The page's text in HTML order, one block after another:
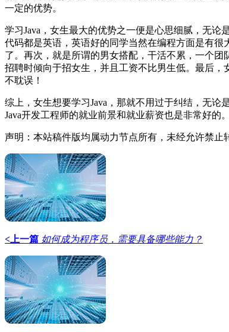
一定的优势。
学习Java，女生最大的优势之一便是心思细腻，无
代码都是英语，英语好的同学当然在编程方面是有
了。再次，就是所谓的男女搭配，干活不累，一个
招聘时倾向于招女生，并且工资不比男生低。最后
不耽误！
综上，女生想要学习Java，那就不用过于纠结，无论
Java开发工程师的就业前景和就业薪资也是非常好的。
声明：本站稿件版均属动力节点所有，未经允许禁止
<上一篇 如何成为程序员，需要具备哪些能力？